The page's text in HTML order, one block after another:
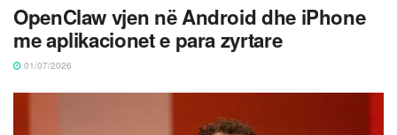
OpenClaw vjen në Android dhe iPhone
me aplikacionet e para zyrtare
01/07/2026